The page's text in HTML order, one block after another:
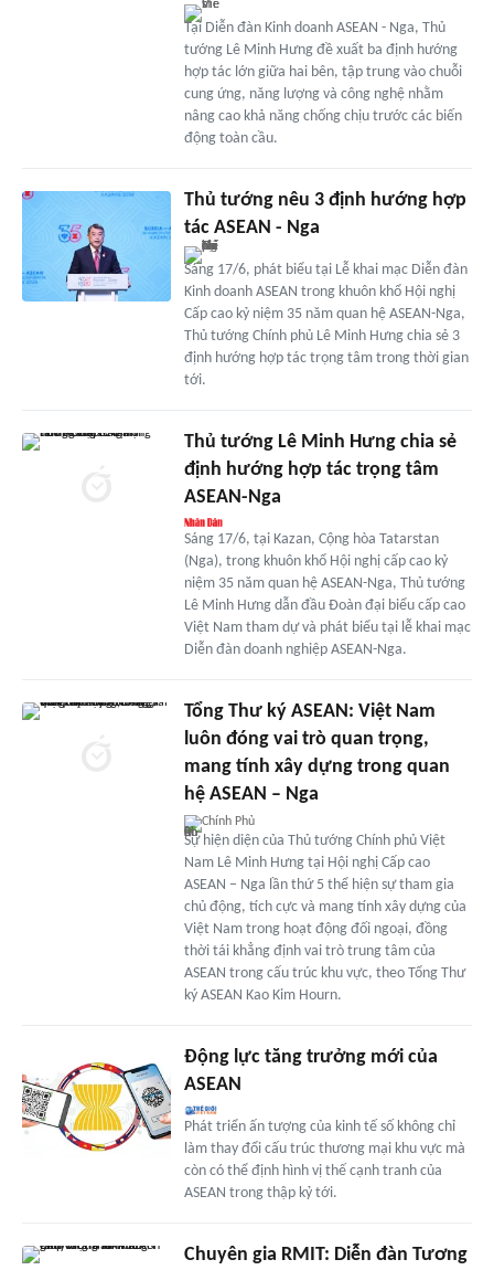
Tại Diễn đàn Kinh doanh ASEAN - Nga, Thủ
tướng Lê Minh Hưng đề xuất ba định hướng
hợp tác lớn giữa hai bên, tập trung vào chuỗi
cung ứng, năng lượng và công nghệ nhằm
nâng cao khả năng chống chịu trước các biến
động toàn cầu.
Thủ tướng nêu 3 định hướng hợp
tác ASEAN - Nga
Sáng 17/6, phát biểu tại Lễ khai mạc Diễn đàn
Kinh doanh ASEAN trong khuôn khổ Hội nghị
Cấp cao kỷ niệm 35 năm quan hệ ASEAN-Nga,
Thủ tướng Chính phủ Lê Minh Hưng chia sẻ 3
định hướng hợp tác trọng tâm trong thời gian
tới.
Thủ tướng Lê Minh Hưng chia sẻ
định hướng hợp tác trọng tâm
ASEAN-Nga
Sáng 17/6, tại Kazan, Cộng hòa Tatarstan
(Nga), trong khuôn khổ Hội nghị cấp cao kỷ
niệm 35 năm quan hệ ASEAN-Nga, Thủ tướng
Lê Minh Hưng dẫn đầu Đoàn đại biểu cấp cao
Việt Nam tham dự và phát biểu tại lễ khai mạc
Diễn đàn doanh nghiệp ASEAN-Nga.
Tổng Thư ký ASEAN: Việt Nam
luôn đóng vai trò quan trọng,
mang tính xây dựng trong quan
hệ ASEAN – Nga
Chính Phủ
Sự hiện diện của Thủ tướng Chính phủ Việt
Nam Lê Minh Hưng tại Hội nghị Cấp cao
ASEAN – Nga lần thứ 5 thể hiện sự tham gia
chủ động, tích cực và mang tính xây dựng của
Việt Nam trong hoạt động đối ngoại, đồng
thời tái khẳng định vai trò trung tâm của
ASEAN trong cấu trúc khu vực, theo Tổng Thư
ký ASEAN Kao Kim Hourn.
Động lực tăng trưởng mới của
ASEAN
Phát triển ấn tượng của kinh tế số không chỉ
làm thay đổi cấu trúc thương mại khu vực mà
còn có thể định hình vị thế cạnh tranh của
ASEAN trong thập kỷ tới.
Chuyên gia RMIT: Diễn đàn Tương